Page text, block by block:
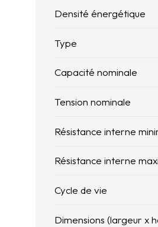
Densité énergétique
Type
Capacité nominale
Tension nominale
Résistance interne
Résistance interne
Cycle de vie
Dimensions (largeur x